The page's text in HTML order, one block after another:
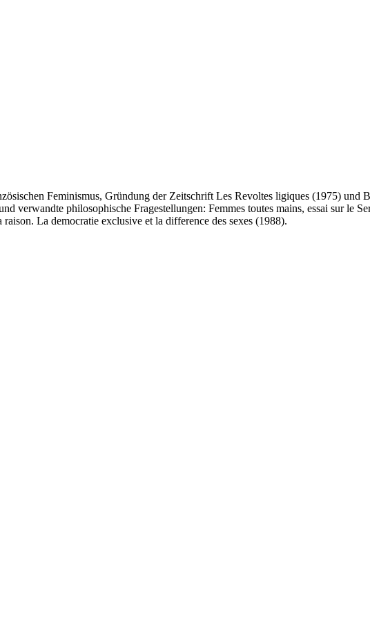
Feminismus, Gründung der Zeitschrift Les Revoltes ligiques (1975) und
verwandte philosophische Fragestellungen: Femmes toutes mains, essai sur le
La democratie exclusive et la difference des sexes (1988).